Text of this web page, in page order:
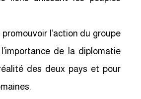
l’action du groupe
de la diplomatie
des deux pays et pour